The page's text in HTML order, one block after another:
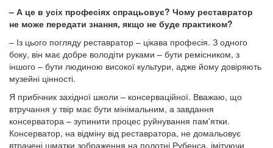
– А це в усіх професіях спрацьовує? Чому реставратор
не може передати знання, якщо не буде практиком?
– Із цього погляду реставратор – цікава професія. З одного
боку, він має добре володіти руками – бути ремісником, з
іншого – бути людиною високої культури, адже йому довіряють
музейні цінності.
Я прибічник західної школи – консерваційної. Вважаю, що
втручання у твір має бути мінімальним, а завдання
консерватора – зупинити процес руйнування пам'ятки.
Консерватор, на відміну від реставратора, не домальовує
втрачені шматки зображення на полотні Рубенса, імітуючи